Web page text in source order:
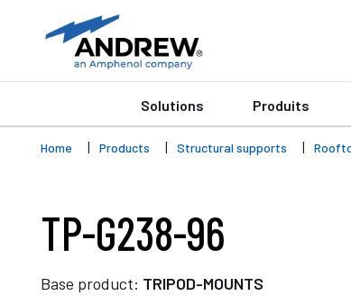
Solutions Produits
Home Products Structural supports
TP-G238-96
Base product: TRIPOD-MOUNTS